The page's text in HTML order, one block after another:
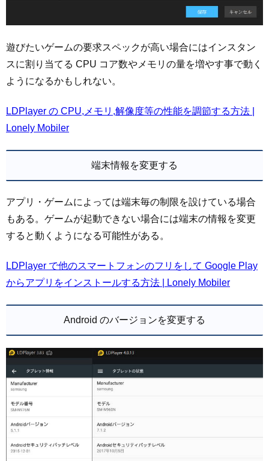
遊びたいゲームの要求スペックが高い場合にはインスタン
スに割り当てる CPU コア数やメモリの量を増やす事で動く
ようになるかもしれない。
LDPlayer の CPU,メモリ,解像度等の性能を調節する方法 |
Lonely Mobiler
端末情報を変更する
アプリ・ゲームによっては端末毎の制限を設けている場合
もある。ゲームが起動できない場合には端末の情報を変更
すると動くようになる可能性がある。
LDPlayer で他のスマートフォンのフリをして Google Play
からアプリをインストールする方法 | Lonely Mobiler
Android のバージョンを変更する